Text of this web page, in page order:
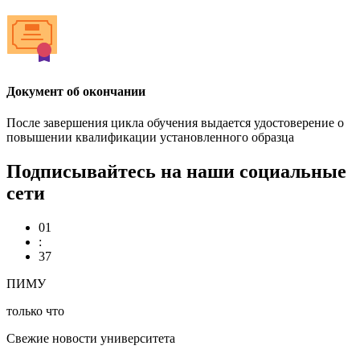
Документ об окончании
После завершения цикла обучения выдается удостоверение о
повышении квалификации установленного образца
Подписывайтесь на наши социальные
сети
01
:
37
ПИМУ
только что
Свежие новости университета